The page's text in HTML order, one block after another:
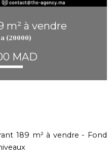
m² à vendre
(20000)
MAD
189 m² à vendre - Fond